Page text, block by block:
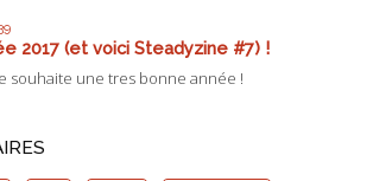
2017 (et voici Steadyzine #7) !
souhaite une tres bonne année !